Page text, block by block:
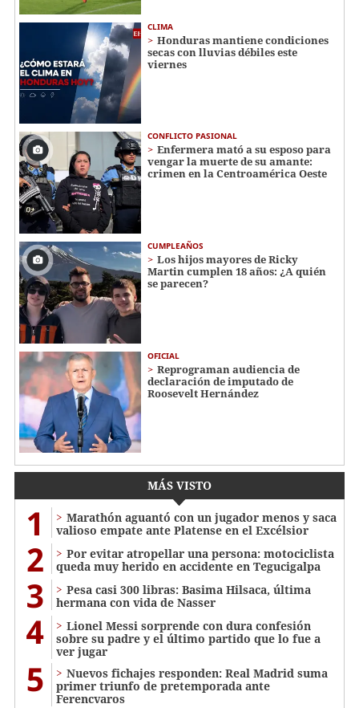
CLIMA
Honduras mantiene condiciones
secas con lluvias débiles este
viernes
CONFLICTO PASIONAL
Enfermera mató a su esposo para
vengar la muerte de su amante:
crimen en la Centroamérica Oeste
CUMPLEAÑOS
Los hijos mayores de Ricky
Martin cumplen 18 años: ¿A quién
se parecen?
OFICIAL
Reprograman audiencia de
declaración de imputado de
Roosevelt Hernández
MÁS VISTO
1
Marathón aguantó con un jugador menos y saca
valioso empate ante Platense en el Excélsior
2
Por evitar atropellar una persona: motociclista
queda muy herido en accidente en Tegucigalpa
3
Pesa casi 300 libras: Basima Hilsaca, última
hermana con vida de Nasser
4
Lionel Messi sorprende con dura confesión
sobre su padre y el último partido que lo fue a
ver jugar
5
Nuevos fichajes responden: Real Madrid suma
primer triunfo de pretemporada ante
Ferencvaros